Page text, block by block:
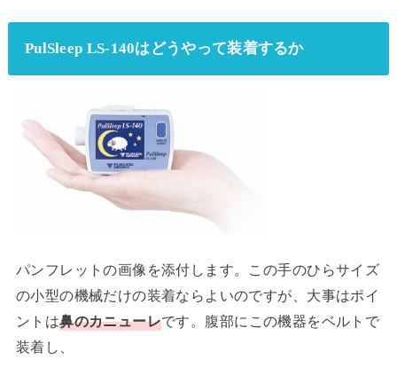
PulSleep LS-140はどうやって装着するか
パンフレットの画像を添付します。この手のひらサイズ
の小型の機械だけの装着ならよいのですが、大事はポイ
ントは鼻のカニューレです。腹部にこの機器をベルトで
装着し、